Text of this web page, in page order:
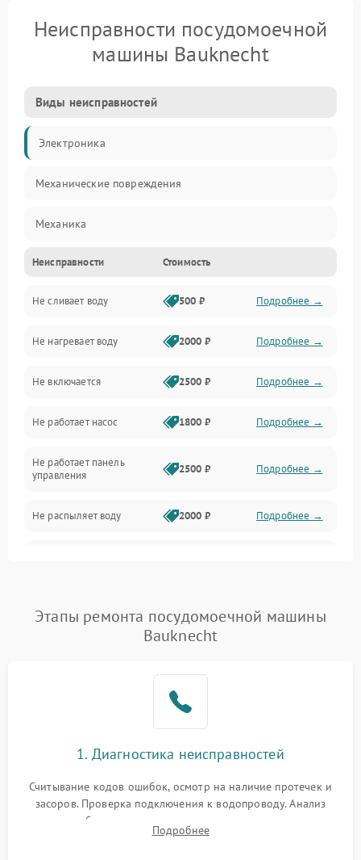
Неисправности посудомоечной
машины Bauknecht
Виды неисправностей
Электроника
Механические повреждения
Механика
Управление
Электропитание
Датчики
Нагрев
Вода
Гигиена
Программное обеспечение
Неисправности Стоимость
Не сливает воду 500 ₽ Подробнее →
Не нагревает воду 2000 ₽ Подробнее →
Не включается 2500 ₽ Подробнее →
Не работает насос 1800 ₽ Подробнее →
Не работает панель
управления
2500 ₽ Подробнее →
Не распыляет воду 2000 ₽ Подробнее →
Проблемы с набором
воды
1800 ₽ Подробнее →
1700 ₽
циркуляционным насосом
2100 ₽ Подробнее →
Этапы ремонта посудомоечной машины
Bauknecht
1. Диагностика неисправностей
Считывание кодов ошибок, осмотр на наличие протечек и
засоров. Проверка подключения к водопроводу. Анализ
жалоб на отсутствие слива, нагрева, вращения
разбрызгивателей или срабатывание системы защиты
Подробнее